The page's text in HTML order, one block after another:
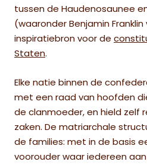
tussen de Haudenosaunee
(waaronder Benjamin
inspiratiebron voor de
Staten.
Elke natie binnen de
met een raad van hoofden
de clanmoeder, en hield zelf
zaken. De matriarchale
de families: met in de basis
voorouder waar iedereen